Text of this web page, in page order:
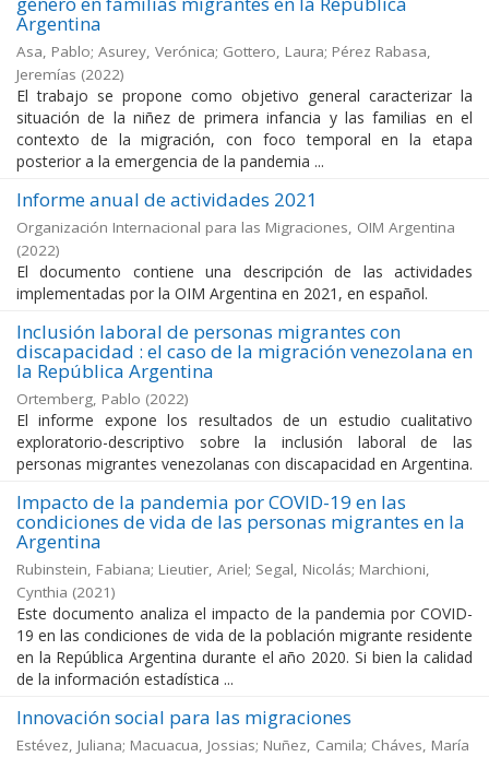
Argentina
Asa, Pablo; Asurey, Verónica; Gottero, Laura; Pérez Rabasa,
Jeremías (2022)
El trabajo se propone como objetivo general caracterizar la
situación de la niñez de primera infancia y las familias en el
contexto de la migración, con foco temporal en la etapa
posterior a la emergencia de la pandemia ...
Informe anual de actividades 2021
Organización Internacional para las Migraciones, OIM Argentina
(2022)
El documento contiene una descripción de las actividades
implementadas por la OIM Argentina en 2021, en español.
Inclusión laboral de personas migrantes con
discapacidad : el caso de la migración venezolana en
la República Argentina
Ortemberg, Pablo (2022)
El informe expone los resultados de un estudio cualitativo
exploratorio-descriptivo sobre la inclusión laboral de las
personas migrantes venezolanas con discapacidad en Argentina.
Impacto de la pandemia por COVID-19 en las
condiciones de vida de las personas migrantes en la
Argentina
Rubinstein, Fabiana; Lieutier, Ariel; Segal, Nicolás; Marchioni,
Cynthia (2021)
Este documento analiza el impacto de la pandemia por COVID-
19 en las condiciones de vida de la población migrante residente
en la República Argentina durante el año 2020. Si bien la calidad
de la información estadística ...
Innovación social para las migraciones
Estévez, Juliana; Macuacua, Jossias; Nuñez, Camila; Cháves, María